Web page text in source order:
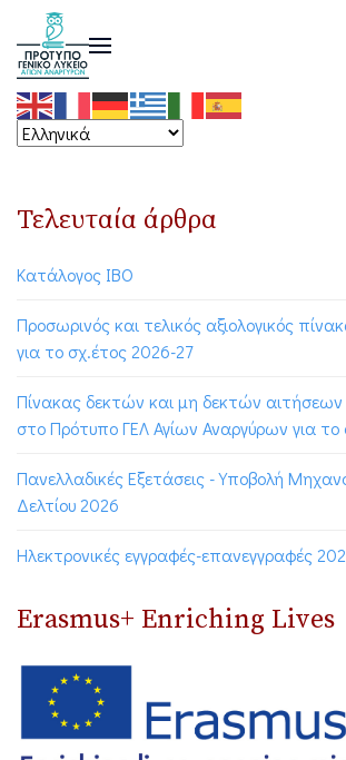
Τελευταία άρθρα
Κατάλογος ΙΒΟ
Προσωρινός και τελικός αξιολογικός
για το σχ.έτος 2026-27
Πίνακας δεκτών και μη δεκτών
στο Πρότυπο ΓΕΛ Αγίων Αναργύρων για το
Πανελλαδικές Εξετάσεις - Υποβολή
Δελτίου 2026
Ηλεκτρονικές εγγραφές-επανεγγραφές
Erasmus+ Enriching Lives